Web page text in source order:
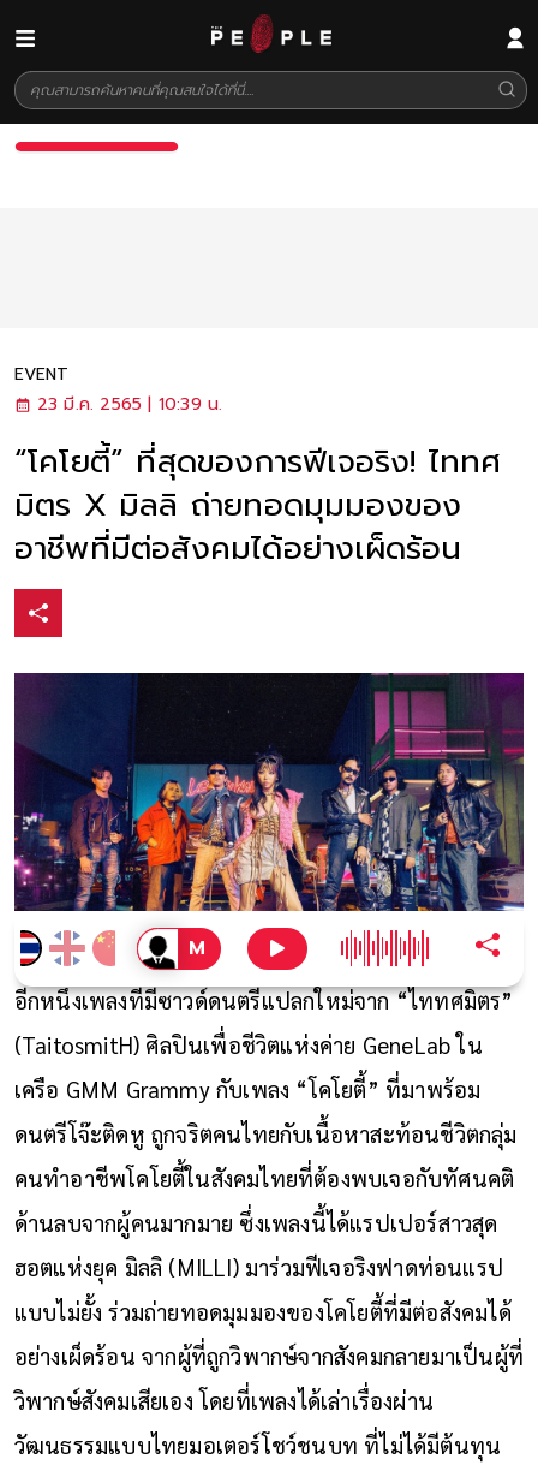
EVENT
23 มี.ค. 2565 | 10:39 น.
“โคโยตี้” ที่สุดของการฟีเจอริง! ไททศ
มิตร X มิลลิ ถ่ายทอดมุมมองของ
อาชีพที่มีต่อสังคมได้อย่างเผ็ดร้อน
อีกหนึ่งเพลงที่มีซาวด์ดนตรีแปลกใหม่จาก “ไททศมิตร”
(TaitosmitH) ศิลปินเพื่อชีวิตแห่งค่าย GeneLabใน
เครือ GMM Grammyกับเพลง “โคโยตี้” ที่มาพร้อม
ดนตรีโจ๊ะติดหู ถูกจริตคนไทยกับเนื้อหาสะท้อนชีวิตกลุ่ม
คนทำอาชีพโคโยตี้ในสังคมไทยที่ต้องพบเจอกับทัศนคติ
ด้านลบจากผู้คนมากมาย ซึ่งเพลงนี้ได้แรปเปอร์สาวสุด
ฮอตแห่งยุค มิลลิ (MILLI)มาร่วมฟีเจอริงฟาดท่อนแรป
แบบไม่ยั้ง ร่วมถ่ายทอดมุมมองของโคโยตี้ที่มีต่อสังคมได้
อย่างเผ็ดร้อน จากผู้ที่ถูกวิพากษ์จากสังคมกลายมาเป็นผู้ที่
วิพากษ์สังคมเสียเอง โดยที่เพลงได้เล่าเรื่องผ่าน
วัฒนธรรมแบบไทยมอเตอร์โชว์ชนบท ที่ไม่ได้มีต้นทุน